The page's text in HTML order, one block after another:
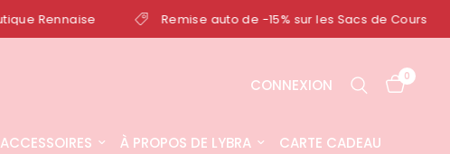
Remise auto de -15% sur les Sacs de Cours Livraison 24/48H
CONNEXION 0
ACCESSOIRES À PROPOS DE LYBRA CARTE CADEAU